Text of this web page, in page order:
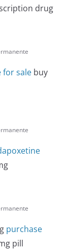
drug
for sale buy
purchase
pill